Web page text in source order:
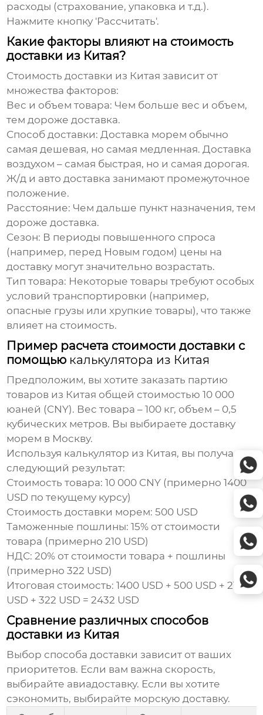
расходы (страхование, упаковка и т.д.).
Нажмите кнопку 'Рассчитать'.
Какие факторы влияют на стоимость
доставки из Китая?
Стоимость доставки из Китая зависит от
множества факторов:
Вес и объем товара: Чем больше вес и объем,
тем дороже доставка.
Способ доставки: Доставка морем обычно
самая дешевая, но самая медленная. Доставка
воздухом – самая быстрая, но и самая дорогая.
Ж/д и авто доставка занимают промежуточное
положение.
Расстояние: Чем дальше пункт назначения, тем
дороже доставка.
Сезон: В периоды повышенного спроса
(например, перед Новым годом) цены на
доставку могут значительно возрастать.
Тип товара: Некоторые товары требуют особых
условий транспортировки (например,
опасные грузы или хрупкие товары), что также
влияет на стоимость.
Пример расчета стоимости доставки с
помощью калькулятора из Китая
Предположим, вы хотите заказать партию
товаров из Китая общей стоимостью 10 000
юаней (CNY). Вес товара – 100 кг, объем – 0,5
кубических метров. Вы выбираете доставку
морем в Москву.
Используя калькулятор из Китая, вы получаете
следующий результат:
Стоимость товара: 10 000 CNY (примерно 1400
USD по текущему курсу)
Стоимость доставки морем: 500 USD
Таможенные пошлины: 15% от стоимости
товара (примерно 210 USD)
НДС: 20% от стоимости товара + пошлины
(примерно 322 USD)
Итоговая стоимость: 1400 USD + 500 USD + 210
USD + 322 USD = 2432 USD
Сравнение различных способов
доставки из Китая
Выбор способа доставки зависит от ваших
приоритетов. Если вам важна скорость,
выбирайте авиадоставку. Если вы хотите
сэкономить, выбирайте морскую доставку.